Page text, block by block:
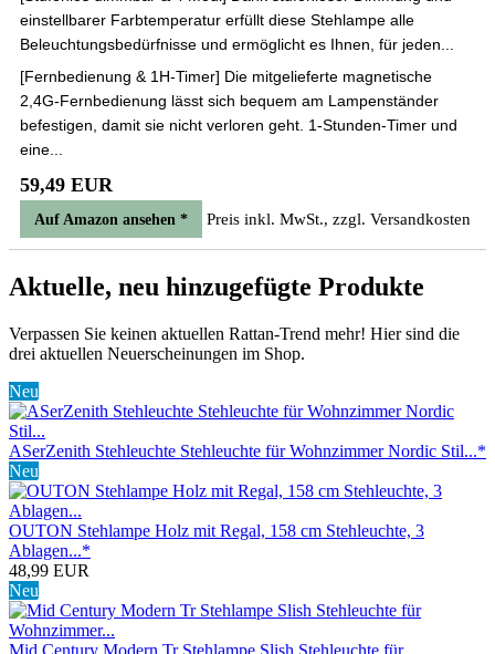
einstellbarer Farbtemperatur erfüllt diese Stehlampe alle
Beleuchtungsbedürfnisse und ermöglicht es Ihnen, für jeden...
[Fernbedienung & 1H-Timer] Die mitgelieferte magnetische
2,4G-Fernbedienung lässt sich bequem am Lampenständer
befestigen, damit sie nicht verloren geht. 1-Stunden-Timer und
eine...
59,49 EUR
Auf Amazon ansehen * Preis inkl. MwSt., zzgl. Versandkosten
Aktuelle, neu hinzugefügte Produkte
Verpassen Sie keinen aktuellen Rattan-Trend mehr! Hier sind die
drei aktuellen Neuerscheinungen im Shop.
Neu
ASerZenith Stehleuchte Stehleuchte für Wohnzimmer Nordic Stil...*
Neu
OUTON Stehlampe Holz mit Regal, 158 cm Stehleuchte, 3
Ablagen...*
48,99 EUR
Neu
Mid Century Modern Tr Stehlampe Slish Stehleuchte für